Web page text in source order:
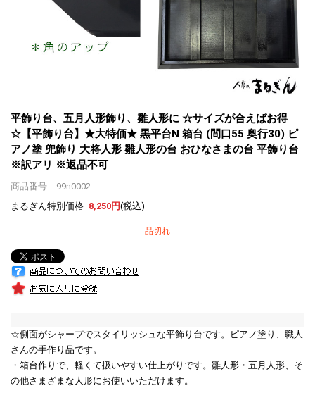
平飾り台、五月人形飾り、雛人形に ☆サイズが合えばお得
☆ 【平飾り台】★大特価★ 黒平台N 箱台 (間口55 奥行30) ピ
アノ塗 兜飾り 大将人形 雛人形の台 おひなさまの台 平飾り台
※訳アリ ※返品不可
商品番号 99n0002
まるぎん特別価格 8,250円(税込)
品切れ
☆側面がシャープでスタイリッシュな平飾り台です。ピアノ塗り、職人
さんの手作り品です。
・箱台作りで、軽くて扱いやすい仕上がりです。雛人形・五月人形、そ
の他さまざまな人形にお使いいただけます。